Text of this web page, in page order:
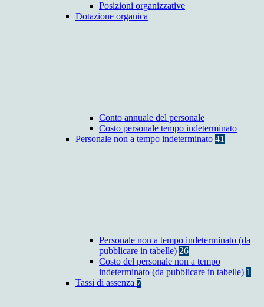
Posizioni organizzative
Dotazione organica
Conto annuale del personale
Costo personale tempo indeterminato
Personale non a tempo indeterminato 41
Personale non a tempo indeterminato (da
pubblicare in tabelle) 26
Costo del personale non a tempo
indeterminato (da pubblicare in tabelle) 1
Tassi di assenza 7